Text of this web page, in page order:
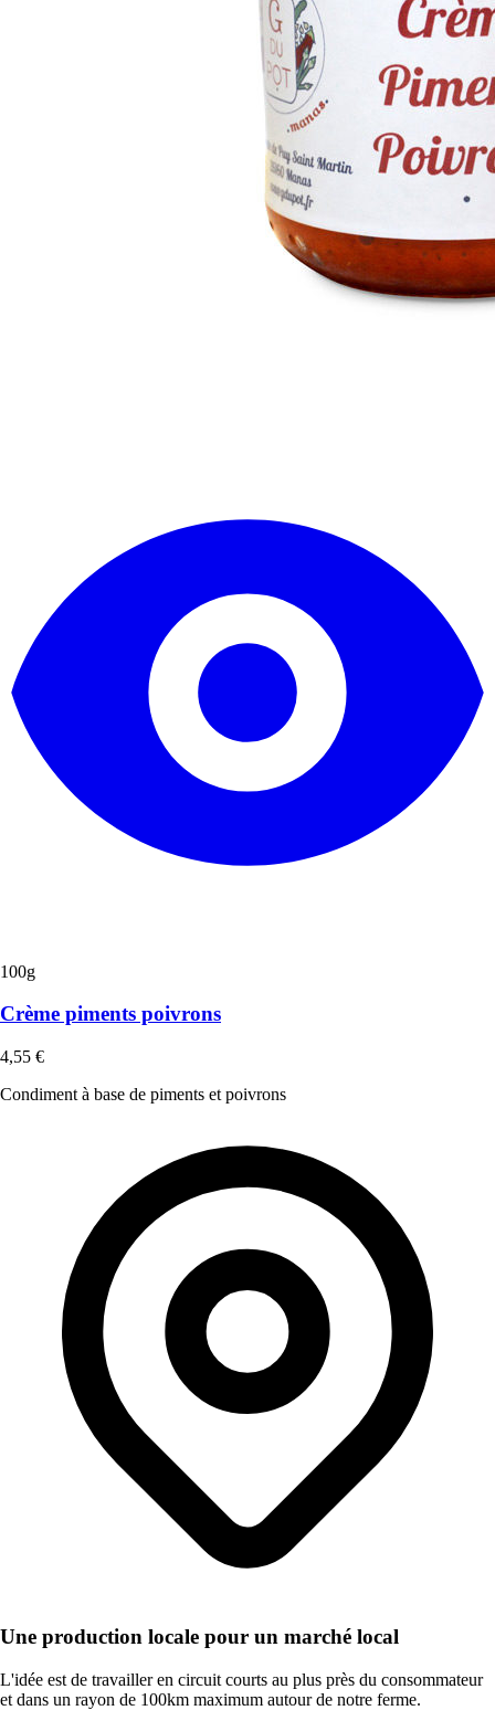
100g
Crème piments poivrons
4,55 €
Condiment à base de piments et poivrons
Une production locale pour un marché local
L'idée est de travailler en circuit courts au plus près du consommateur
et dans un rayon de 100km maximum autour de notre ferme.